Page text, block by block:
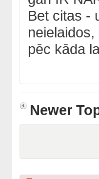
Bet citas -
pēc kāda
Newer